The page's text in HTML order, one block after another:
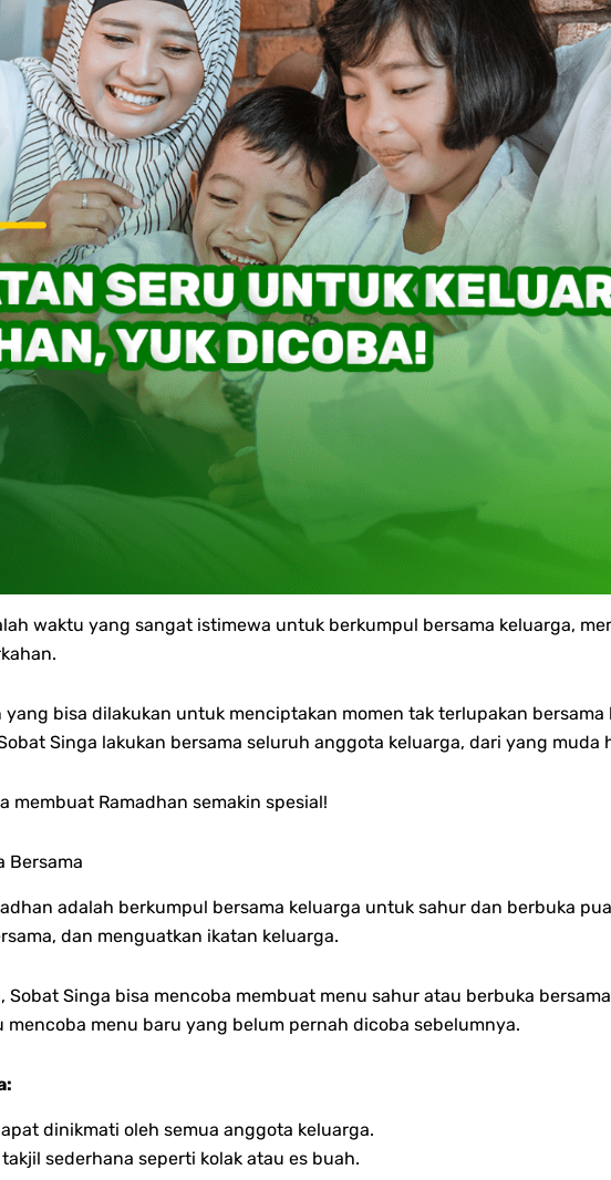
waktu yang sangat istimewa untuk berkumpul bersama keluarga,
bisa dilakukan untuk menciptakan momen tak terlupakan
Singa lakukan bersama seluruh anggota keluarga, dari yang muda
membuat Ramadhan semakin spesial!
Bersama
adalah berkumpul bersama keluarga untuk sahur dan berbuka
dan menguatkan ikatan keluarga.
Singa bisa mencoba membuat menu sahur atau berbuka
menu baru yang belum pernah dicoba sebelumnya.
dinikmati oleh semua anggota keluarga.
sederhana seperti kolak atau es buah.